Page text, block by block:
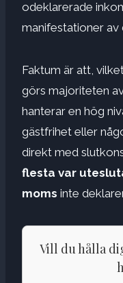
odeklarerade
manifestationer av
Faktum är att,
görs majoriteten
hanterar en hög
gästfrihet eller
direkt med
flesta var
moms inte
Vill du hålla